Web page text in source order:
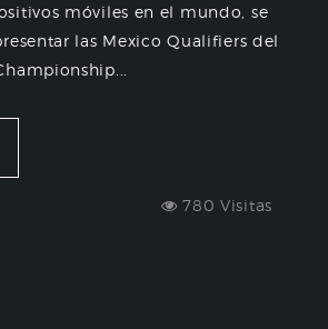
móviles en el mundo, se
las Mexico Qualifiers del
780 Visitas